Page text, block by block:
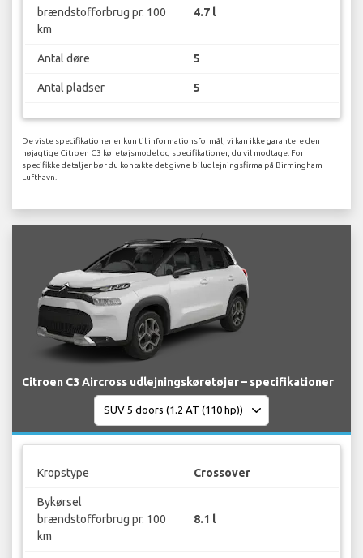
brændstofforbrug pr. 100
km
4.7 l
Antal døre 5
Antal pladser 5
De viste specifikationer er kun til informationsformål, vi kan ikke garantere den
nøjagtige Citroen C3 køretøjsmodel og specifikationer, du vil modtage. For
specifikke detaljer bør du kontakte det givne biludlejningsfirma på Birmingham
Lufthavn.
Citroen C3 Aircross udlejningskøretøjer – specifikationer
Kropstype Crossover
Bykørsel
brændstofforbrug pr. 100
km
8.1 l